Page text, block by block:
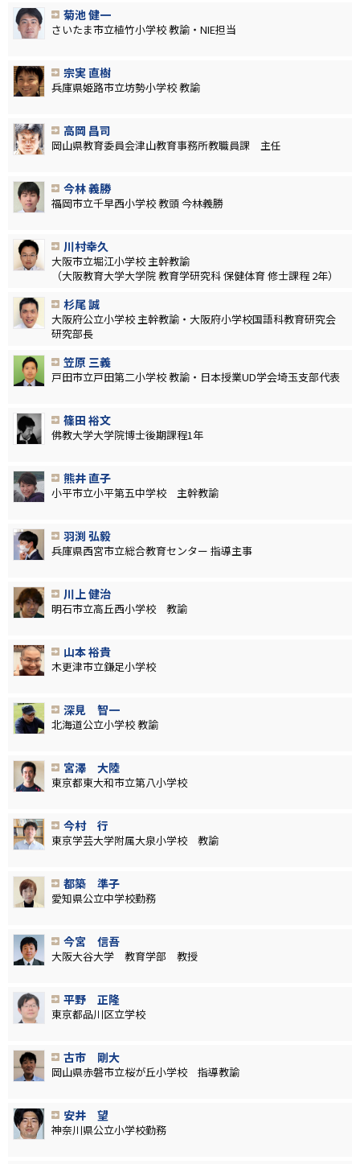
菊池 健一
さいたま市立植竹小学校 教諭・NIE担当
宗実 直樹
兵庫県姫路市立坊勢小学校 教諭
高岡 昌司
岡山県教育委員会津山教育事務所教職員課 主任
今林 義勝
福岡市立千早西小学校 教頭 今林義勝
川村幸久
大阪市立堀江小学校 主幹教諭
（大阪教育大学大学院 教育学研究科 保健体育 修士課程 2年）
杉尾 誠
大阪府公立小学校 主幹教諭・大阪府小学校国語科教育研究会
研究部長
笠原 三義
戸田市立戸田第二小学校 教諭・日本授業UD学会埼玉支部代表
篠田 裕文
佛教大学大学院博士後期課程1年
熊井 直子
小平市立小平第五中学校 主幹教諭
羽渕 弘毅
兵庫県西宮市立総合教育センター 指導主事
川上 健治
明石市立高丘西小学校 教諭
山本 裕貴
木更津市立鎌足小学校
深見 智一
北海道公立小学校 教諭
宮澤 大陸
東京都東大和市立第八小学校
今村 行
東京学芸大学附属大泉小学校 教諭
都築 準子
愛知県公立中学校勤務
今宮 信吾
大阪大谷大学 教育学部 教授
平野 正隆
東京都品川区立学校
古市 剛大
岡山県赤磐市立桜が丘小学校 指導教諭
安井 望
神奈川県公立小学校勤務